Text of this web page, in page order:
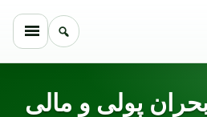
پولی و مالی